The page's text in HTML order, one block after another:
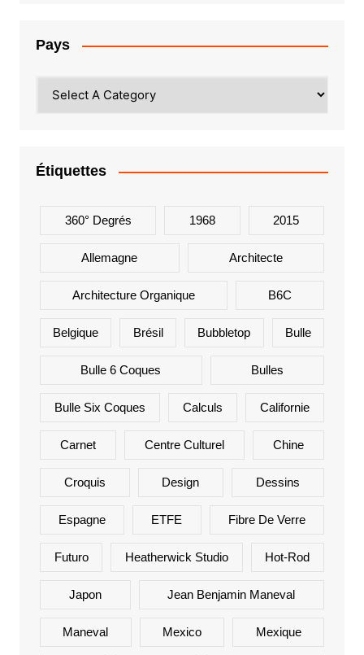
Pays
Étiquettes
360° Degrés 1968 2015
Allemagne Architecte
Architecture Organique B6C
Belgique Brésil Bubbletop Bulle
Bulle 6 Coques Bulles
Bulle Six Coques Calculs Californie
Carnet Centre Culturel Chine
Croquis Design Dessins
Espagne ETFE Fibre De Verre
Futuro Heatherwick Studio Hot-Rod
Japon Jean Benjamin Maneval
Maneval Mexico Mexique